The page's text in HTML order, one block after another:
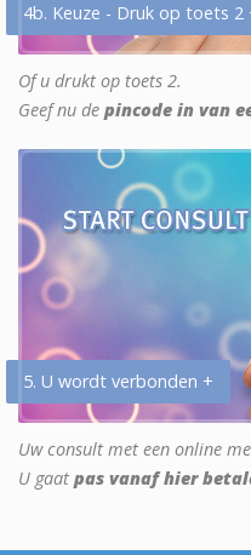
4b. Keuze - Druk op toets 2
Of u drukt op toets 2.
Geef nu de pincode in van
5. U wordt verbonden +
Uw consult met een online
U gaat pas vanaf hier